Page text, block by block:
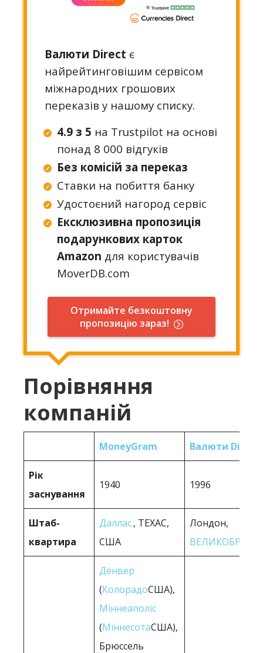
Валюти Direct є
найрейтинговішим сервісом
міжнародних грошових
переказів у нашому списку.
4.9 з 5 на Trustpilot на основі
понад 8 000 відгуків
Без комісій за переказ
Ставки на побиття банку
Удостоєний нагород сервіс
Ексклюзивна пропозиція
подарункових карток
Amazon для користувачів
MoverDB.com
Отримайте безкоштовну
пропозицію зараз!
Порівняння
компаній
MoneyGram Валюти Direct
Рік
заснування
1940 1996
Штаб-
квартира
Даллас., ТЕХАС,
США
Лондон,
Денвер
(КолорадоСША),
Міннеаполіс
(МіннесотаСША),
Брюссель